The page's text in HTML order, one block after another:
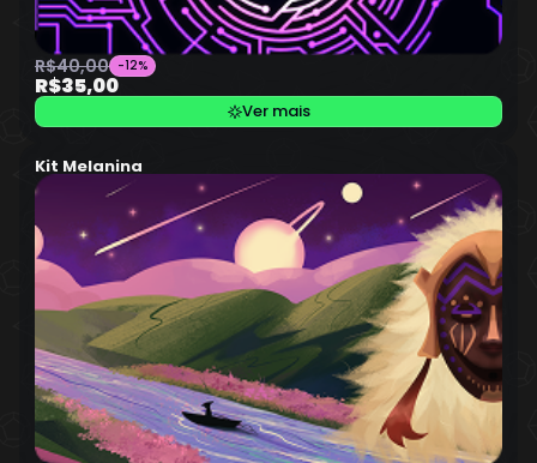
R$40,00 -12%
R$35,00
Ver mais
Kit Melanina